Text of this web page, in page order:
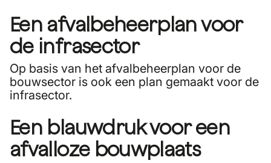
Een afvalbeheerplan voor
de infrasector
Op basis van het afvalbeheerplan voor de
bouwsector is ook een plan gemaakt voor de
infrasector.
Een blauwdruk voor een
afvalloze bouwplaats